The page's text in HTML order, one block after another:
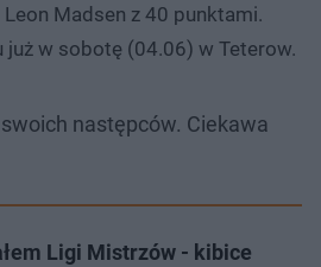
Madsen z 40 punktami.
już w sobotę (04.06) w Teterow.
następców. Ciekawa
Ligi Mistrzów - kibice